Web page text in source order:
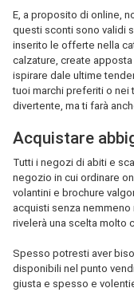
E, a proposito di online,
questi sconti sono validi
inserito le offerte nella
calzature, create
ispirare dale ultime
tuoi marchi preferiti o nei
divertente, ma ti farà
Acquistare
Tutti i negozi di abiti e
negozio in cui ordinare
volantini e brochure
acquisti senza
rivelerà una scelta molto
Spesso potresti aver
disponibili nel punto
giusta e spesso e